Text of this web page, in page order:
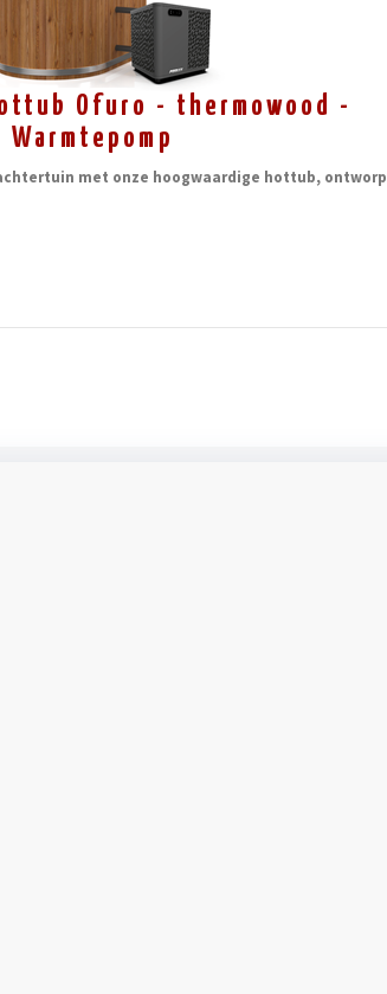
Ofuro - thermowood -
Warmtepomp
met onze hoogwaardige hottub, ontworp